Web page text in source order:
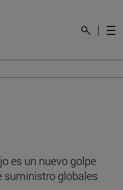
es un nuevo golpe
suministro globales